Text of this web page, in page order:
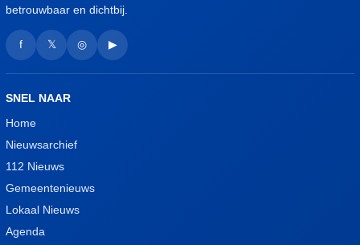
betrouwbaar en dichtbij.
f 𝕏 ◎ ▶
SNEL NAAR
Home
Nieuwsarchief
112 Nieuws
Gemeentenieuws
Lokaal Nieuws
Agenda